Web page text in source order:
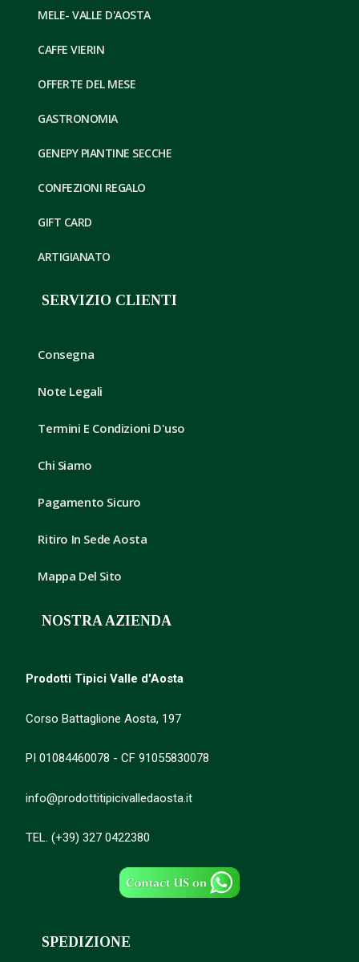
MELE- VALLE D'AOSTA
CAFFE VIERIN
OFFERTE DEL MESE
GASTRONOMIA
GENEPY PIANTINE SECCHE
CONFEZIONI REGALO
GIFT CARD
ARTIGIANATO
SERVIZIO CLIENTI
Consegna
Note Legali
Termini E Condizioni D'uso
Chi Siamo
Pagamento Sicuro
Ritiro In Sede Aosta
Mappa Del Sito
NOSTRA AZIENDA
Prodotti Tipici Valle d'Aosta
Corso Battaglione Aosta, 197
PI 01084460078 - CF 91055830078
info@prodottitipicivalledaosta.it
TEL. (+39) 327 0422380
SPEDIZIONE